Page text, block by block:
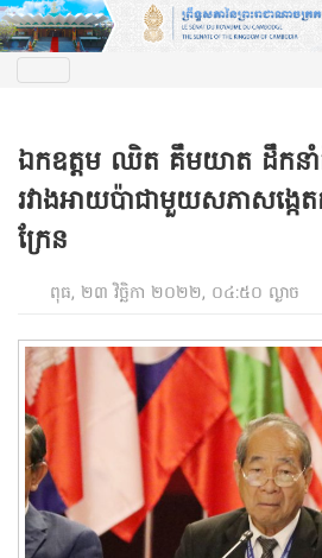
ឯកឧត្តម ឈិត គឹមយាត ដឹកនាំកិ
រវាងអាយប៉ាជាមួយសភាសង្ក
ក្រែន
ពុធ, ២៣ វិច្ឆិកា ២០២២, ០៤:៥០ ល្ងាច